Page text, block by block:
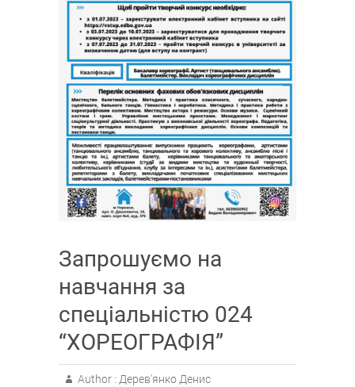
Запрошуємо на
навчання за
спеціальністю 024
“ХОРЕОГРАФІЯ”
Author : Дерев'янко Денис